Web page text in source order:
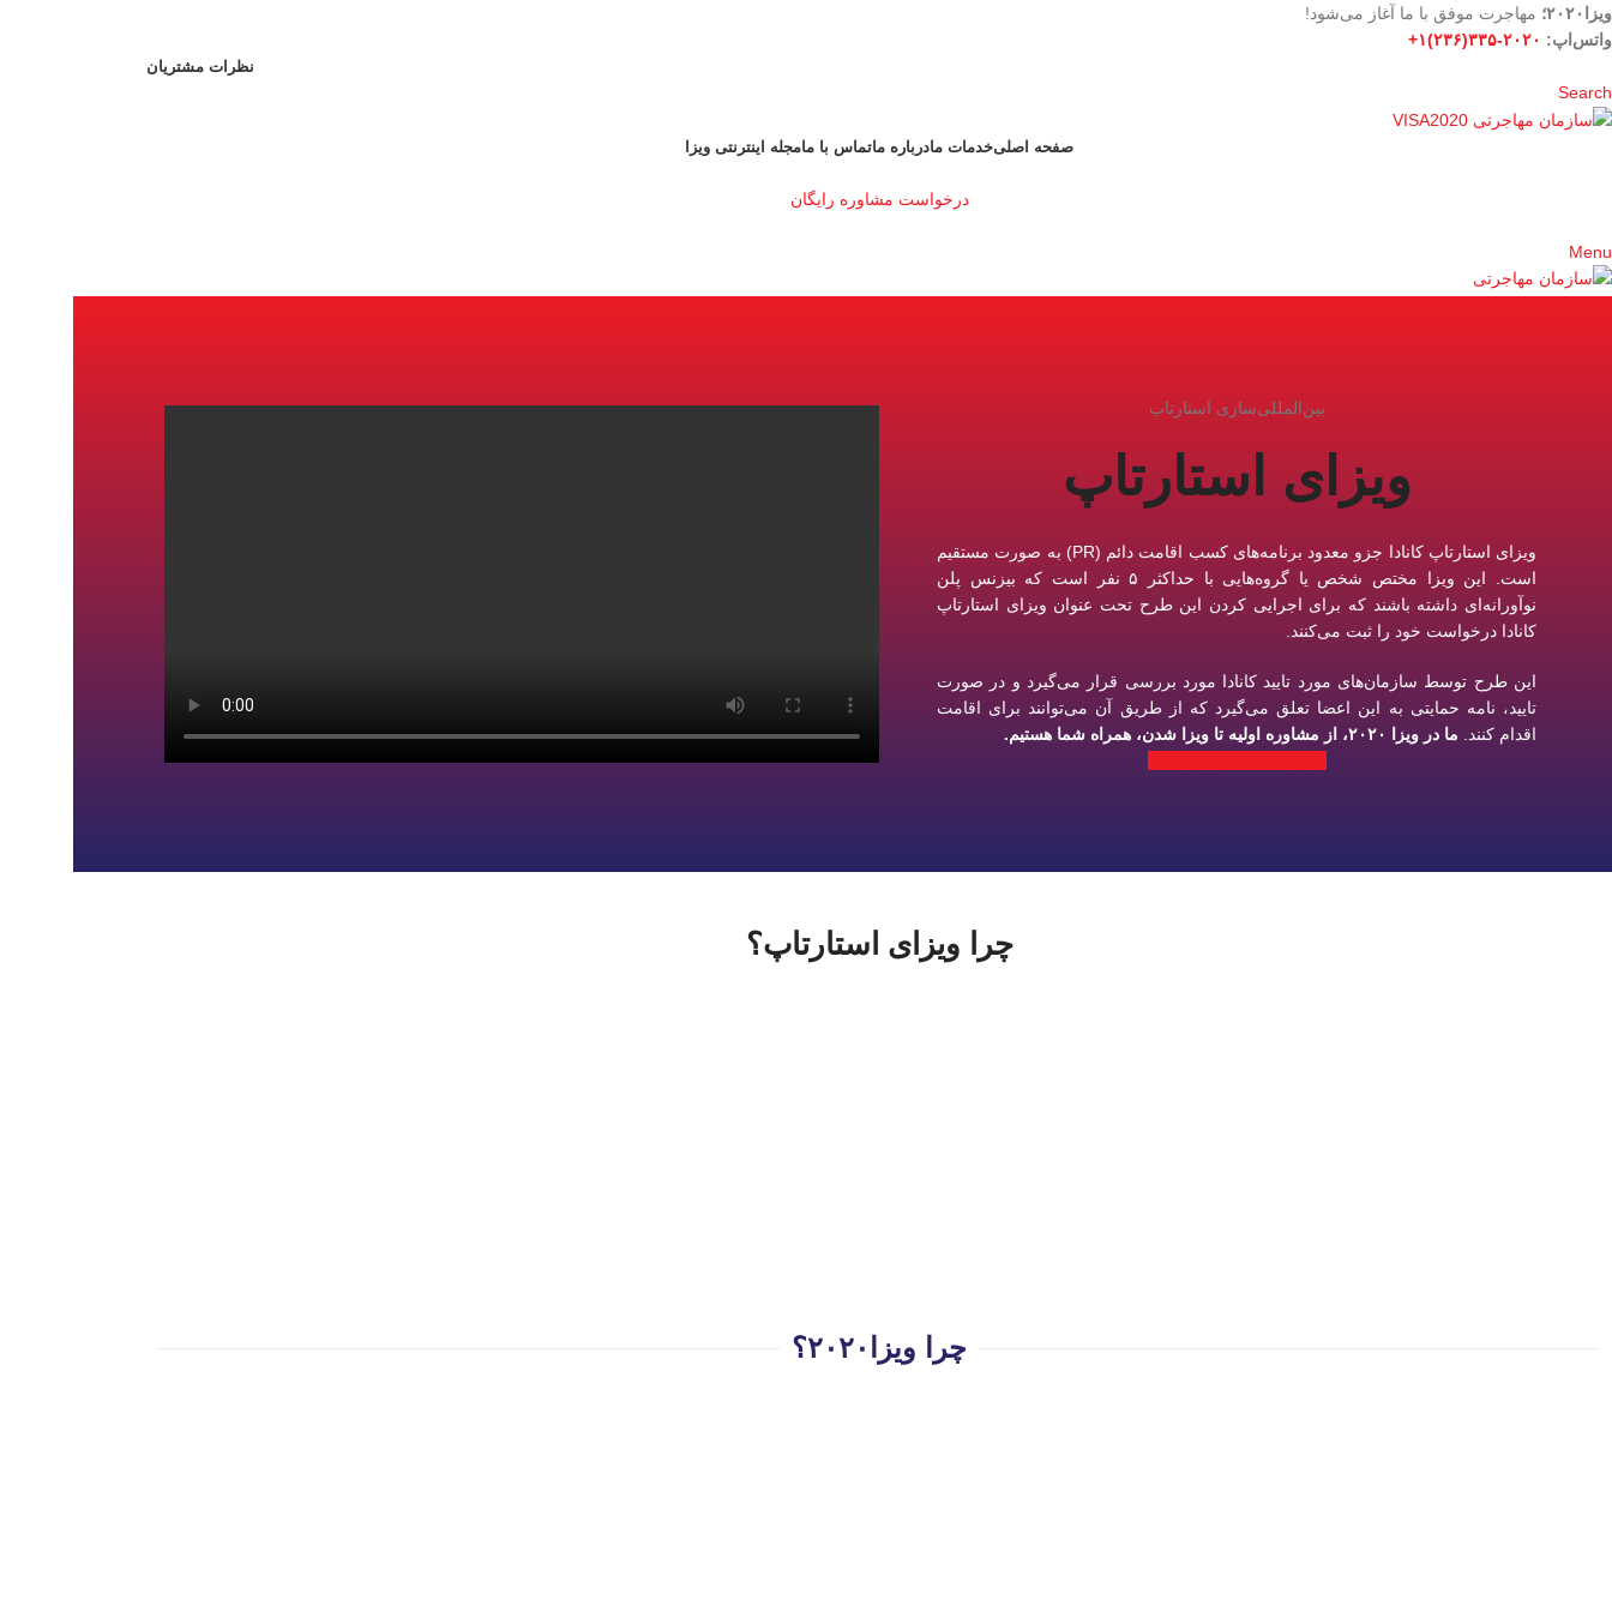
ویزا۲۰۲۰؛
مهاجرت موفق با ما آغاز می‌شود!
واتس‌اپ: ۲۰۲۰-۳۳۵(۲۳۶)۱+
نظرات مشتریان
Search
صفحه اصلیخدمات مادرباره ماتماس با مامجله اینترنتی ویزا
درخواست مشاوره رایگان
Menu
بین‌المللی‌سازی استارتاپ
ویزای استارتاپ
ویزای استارتاپ کانادا جزو معدود برنامه‌های کسب اقامت دائم (PR) به صورت مستقیم
است. این ویزا مختص شخص یا گروه‌هایی با حداکثر ۵ نفر است که بیزنس پلن
نوآورانه‌ای داشته باشند که برای اجرایی کردن این طرح تحت عنوان ویزای استارتاپ
کانادا درخواست خود را ثبت می‌کنند.
این طرح توسط سازمان‌های مورد تایید کانادا مورد بررسی قرار می‌گیرد و در صورت
تایید، نامه حمایتی به این اعضا تعلق می‌گیرد که از طریق آن می‌توانند برای اقامت
اقدام کنند. ما در ویزا ۲۰۲۰، از مشاوره اولیه تا ویزا شدن، همراه شما هستیم.
چرا ویزای استارتاپ؟
چرا ویزا۲۰۲۰؟